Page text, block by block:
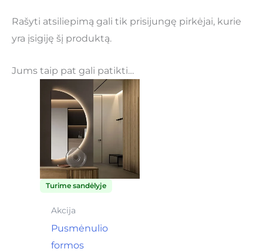
Rašyti atsiliepimą gali tik prisijungę pirkėjai, kurie
yra įsigiję šį produktą.
Jums taip pat gali patikti…
Turime sandėlyje
Akcija
Pusmėnulio
formos
Price
range:
185,00€
This
product
has
variants.
The
options